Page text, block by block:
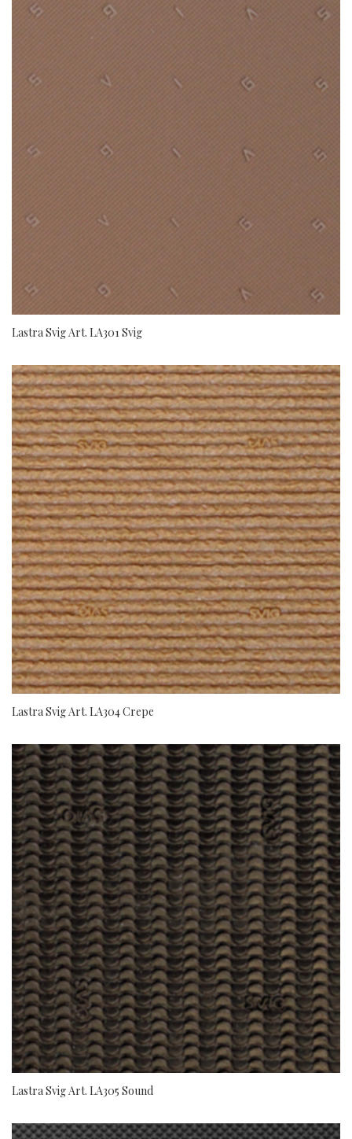
Lastra Svig Art. LA301 Svig
Lastra Svig Art. LA304 Crepe
Lastra Svig Art. LA305 Sound